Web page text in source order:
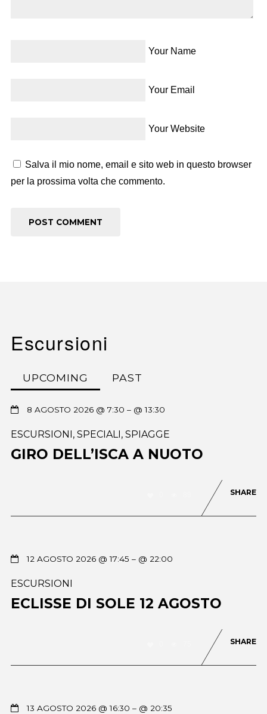
Your Name
Your Email
Your Website
Salva il mio nome, email e sito web in questo browser
per la prossima volta che commento.
Escursioni
UPCOMING PAST
8 AGOSTO 2026 @ 7:30 – @ 13:30
ESCURSIONI, SPECIALI, SPIAGGE
GIRO DELL’ISCA A NUOTO
SHARE
12 AGOSTO 2026 @ 17:45 – @ 22:00
ESCURSIONI
ECLISSE DI SOLE 12 AGOSTO
SHARE
13 AGOSTO 2026 @ 16:30 – @ 20:35